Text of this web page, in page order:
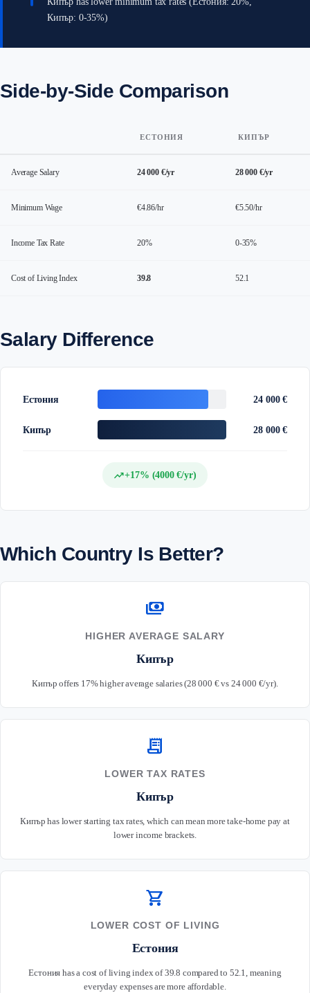
Кипър: 0-35%)
Side-by-Side Comparison
ЕСТОНИЯ КИПЪР
Average Salary 24 000 €/yr 28 000 €/yr
Minimum Wage €4.86/hr €5.50/hr
Income Tax Rate 20% 0-35%
Cost of Living Index 39.8 52.1
Salary Difference
Естония 24 000 €
Кипър 28 000 €
trending_up+17% (4000 €/yr)
Which Country Is Better?
payments
HIGHER AVERAGE SALARY
Кипър
Кипър offers 17% higher average salaries (28 000 € vs 24 000 €/yr).
receipt_long
LOWER TAX RATES
Кипър
Кипър has lower starting tax rates, which can mean more take-home pay at
lower income brackets.
shopping_cart
LOWER COST OF LIVING
Естония
Естония has a cost of living index of 39.8 compared to 52.1, meaning
everyday expenses are more affordable.